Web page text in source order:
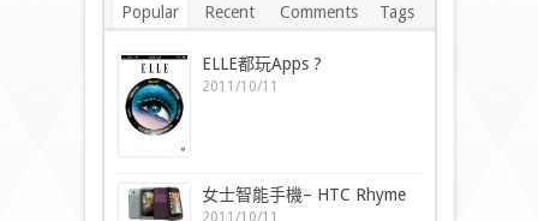
Popular Recent Comments Tags
ELLE都玩Apps ?
2011/10/11
女士智能手機– HTC Rhyme